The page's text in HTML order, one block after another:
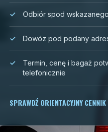
Odbiór spod
Dowóz pod podany
Termin, cenę i bagaż
telefonicznie
SPRAWDŹ ORIENTACYJNY CENNIK